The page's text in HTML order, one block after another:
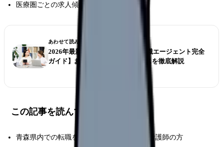
医療圏ごとの求人傾向と将来性について
あわせて読みたい
2026年最新版【北海道の看護師転職エージェント完全
ガイド】おすすめ転職支援サービスを徹底解説
この記事を読んでほしい人
青森県内での転職を具体的に検討している看護師の方